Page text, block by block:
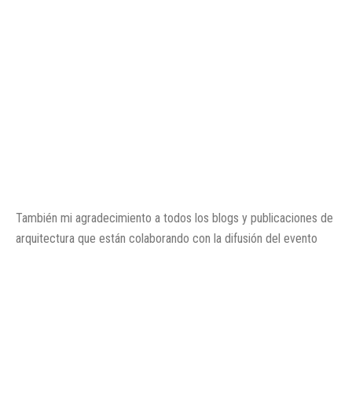
También mi agradecimiento a todos los blogs y publicaciones de
arquitectura que están colaborando con la difusión del evento